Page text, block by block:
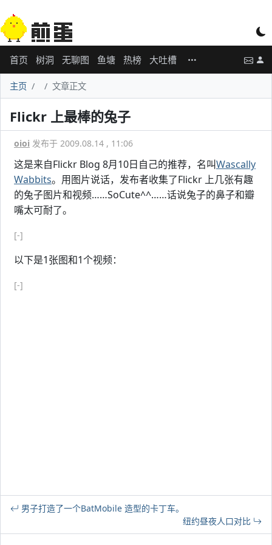
首页 树洞 无聊图 鱼塘 热榜 大吐槽
主页 文章正文
Flickr 上最棒的兔子
oioi 发布于 2009.08.14 , 11:06
这是来自Flickr Blog 8月10日自己的推荐，名叫Wascally
Wabbits。用图片说话，发布者收集了Flickr 上几张有趣
的兔子图片和视频……SoCute^^……话说兔子的鼻子和瓣
嘴太可耐了。
[-]
以下是1张图和1个视频：
[-]
男子打造了一个BatMobile 造型的卡丁车。
纽约昼夜人口对比